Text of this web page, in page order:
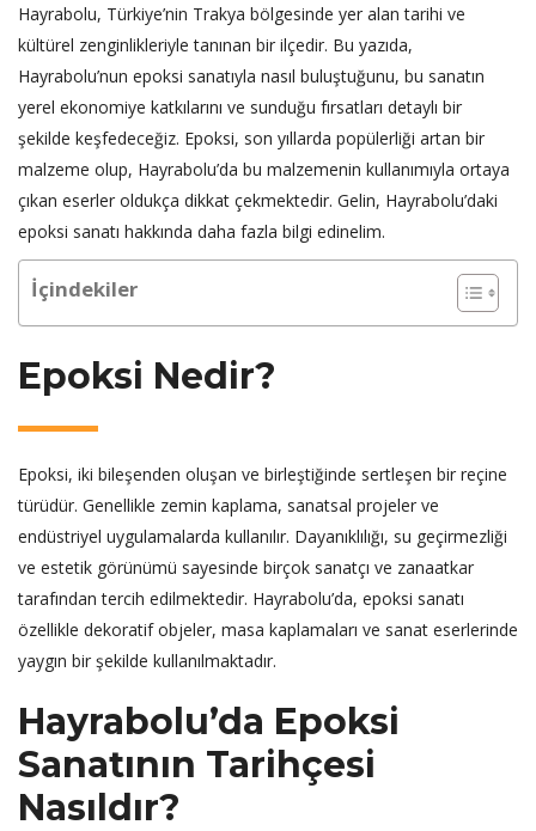
Hayrabolu, Türkiye’nin Trakya bölgesinde yer alan tarihi ve
kültürel zenginlikleriyle tanınan bir ilçedir. Bu yazıda,
Hayrabolu’nun epoksi sanatıyla nasıl buluştuğunu, bu sanatın
yerel ekonomiye katkılarını ve sunduğu fırsatları detaylı bir
şekilde keşfedeceğiz. Epoksi, son yıllarda popülerliği artan bir
malzeme olup, Hayrabolu’da bu malzemenin kullanımıyla ortaya
çıkan eserler oldukça dikkat çekmektedir. Gelin, Hayrabolu’daki
epoksi sanatı hakkında daha fazla bilgi edinelim.
İçindekiler
Epoksi Nedir?
Epoksi, iki bileşenden oluşan ve birleştiğinde sertleşen bir reçine
türüdür. Genellikle zemin kaplama, sanatsal projeler ve
endüstriyel uygulamalarda kullanılır. Dayanıklılığı, su geçirmezliği
ve estetik görünümü sayesinde birçok sanatçı ve zanaatkar
tarafından tercih edilmektedir. Hayrabolu’da, epoksi sanatı
özellikle dekoratif objeler, masa kaplamaları ve sanat eserlerinde
yaygın bir şekilde kullanılmaktadır.
Hayrabolu’da Epoksi
Sanatının Tarihçesi
Nasıldır?